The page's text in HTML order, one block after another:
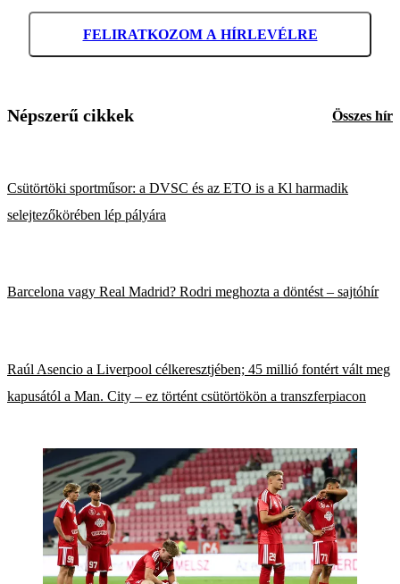
FELIRATKOZOM A HÍRLEVÉLRE
Népszerű cikkek Összes hír
Csütörtöki sportműsor: a DVSC és az ETO is a Kl harmadik
selejtezőkörében lép pályára
Barcelona vagy Real Madrid? Rodri meghozta a döntést – sajtóhír
Raúl Asencio a Liverpool célkeresztjében; 45 millió fontért vált meg
kapusától a Man. City – ez történt csütörtökön a transzferpiacon